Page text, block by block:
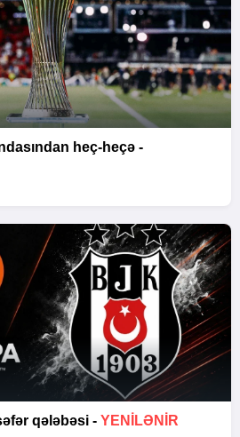
heç-heçə -
qələbəsi - YENİLƏNİR